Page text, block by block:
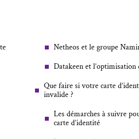
Netheos et le groupe
Datakeen et l’optimisation
Que faire si votre carte
invalide ?
Les démarches à suivre
carte d’identité